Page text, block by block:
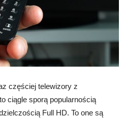
częściej telewizory z
ciągle sporą popularnością
Full HD. To one są